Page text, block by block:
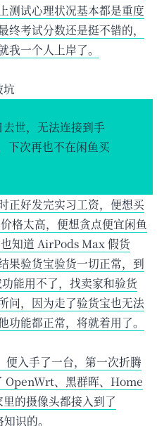
测试心理状况基本都是重度
考试分数还是挺不错的，
我一个人上岸了。
下次再也不在闲鱼买
正好发完实习工资，便想买
格太高，便想贪点便宜闲鱼
知道 AirPods Max 假货
果验货宝验货一切正常，到
能用不了，找卖家和验货
问，因为走了验货宝也无法
能都正常，将就着用了。
便入手了一台，第一次折腾
、黑群晖、Home
的摄像头都接入到了
识的。